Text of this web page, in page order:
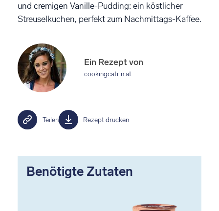
und cremigen Vanille-Pudding: ein köstlicher
Streuselkuchen, perfekt zum Nachmittags-Kaffee.
Ein Rezept von
cookingcatrin.at
Teilen Rezept drucken
Benötigte Zutaten